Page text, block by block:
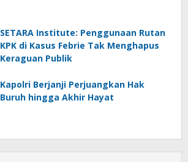
SETARA Institute: Penggunaan Rutan
KPK di Kasus Febrie Tak Menghapus
Keraguan Publik
Kapolri Berjanji Perjuangkan Hak
Buruh hingga Akhir Hayat